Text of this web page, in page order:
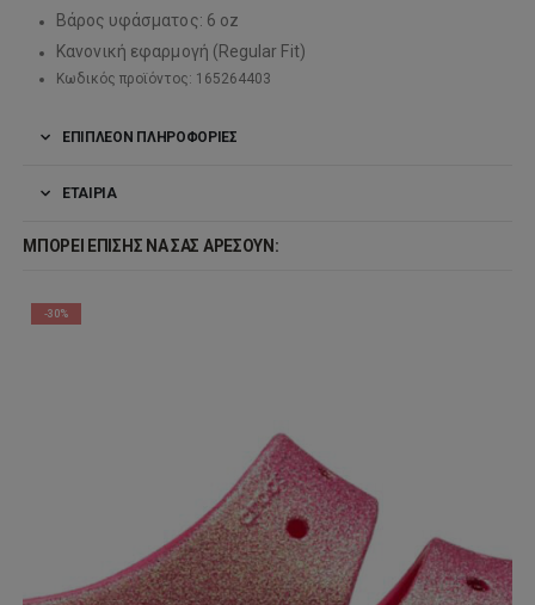
Βάρος υφάσματος: 6 oz
Κανονική εφαρμογή (Regular Fit)
Κωδικός προϊόντος: 165264403
ΕΠΙΠΛΈΟΝ ΠΛΗΡΟΦΟΡΊΕΣ
ΕΤΑΙΡΊΑ
ΜΠΟΡΕΊ ΕΠΊΣΗΣ ΝΑ ΣΑΣ ΑΡΈΣΟΥΝ:
-30%